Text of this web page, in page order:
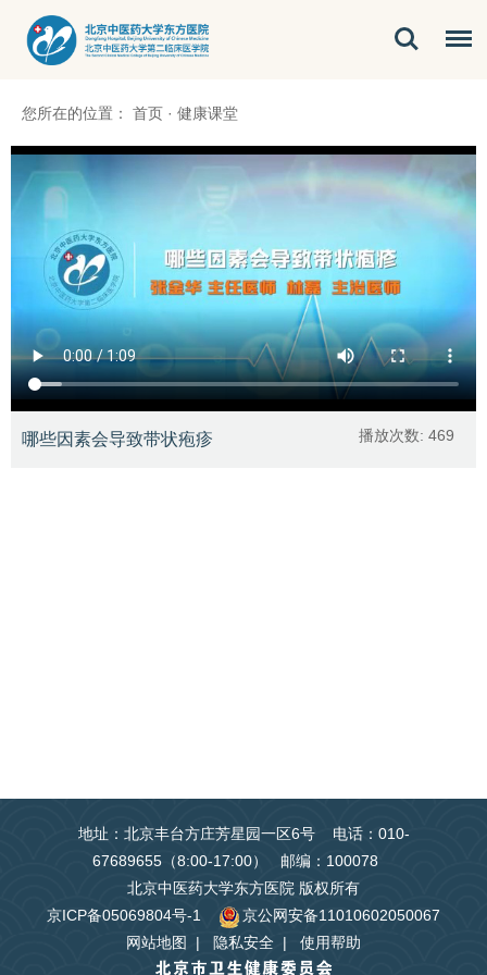
您所在的位置： 首页 · 健康课堂
哪些因素会导致带状疱疹 播放次数: 469
地址：北京丰台方庄芳星园一区6号 电话：010-
67689655（8:00-17:00） 邮编：100078
北京中医药大学东方医院 版权所有
京ICP备05069804号-1
京公网安备11010602050067
网站地图
| 隐私安全 | 使用帮助